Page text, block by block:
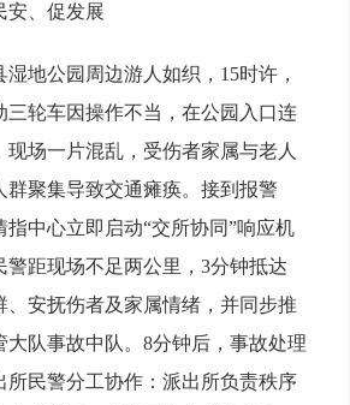
安、促发展
湿地公园周边游人如织，15时许，
三轮车因操作不当，在公园入口连
现场一片混乱，受伤者家属与老人
群聚集导致交通瘫痪。接到报警
指中心立即启动“交所协同”响应机
警距现场不足两公里，3分钟抵达
、安抚伤者及家属情绪，并同步推
大队事故中队。8分钟后，事故处理
所民警分工协作：派出所负责秩序